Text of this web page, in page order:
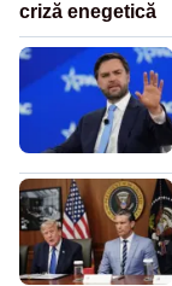
criză enegetică